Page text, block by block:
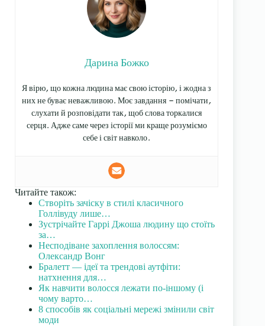
Дарина Божко
Я вірю, що кожна людина має свою історію, і жодна з
них не буває неважливою. Моє завдання — помічати,
слухати й розповідати так, щоб слова торкалися
серця. Адже саме через історії ми краще розуміємо
себе і світ навколо.
Читайте також:
Створіть зачіску в стилі класичного
Голлівуду лише…
Зустрічайте Гаррі Джоша людину що стоїть
за…
Несподіване захоплення волоссям:
Олександр Вонг
Бралетт — ідеї та трендові аутфіти:
натхнення для…
Як навчити волосся лежати по-іншому (і
чому варто…
8 способів як соціальні мережі змінили світ
моди